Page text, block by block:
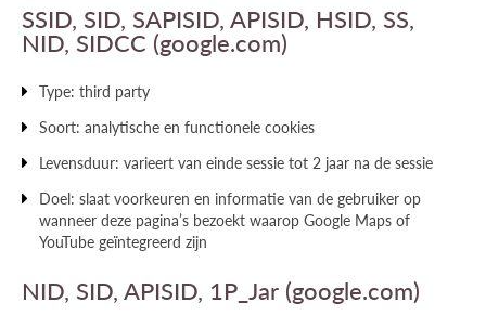
SSID, SID, SAPISID, APISID, HSID, SS,
NID, SIDCC (google.com)
Type: third party
Soort: analytische en functionele cookies
Levensduur: varieert van einde sessie tot 2 jaar na de sessie
Doel: slaat voorkeuren en informatie van de gebruiker op
wanneer deze pagina’s bezoekt waarop Google Maps of
YouTube geïntegreerd zijn
NID, SID, APISID, 1P_Jar (google.com)